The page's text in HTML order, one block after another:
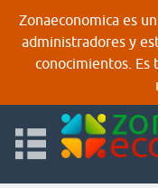
Zonaeconomica es
administradores y
conocimientos.